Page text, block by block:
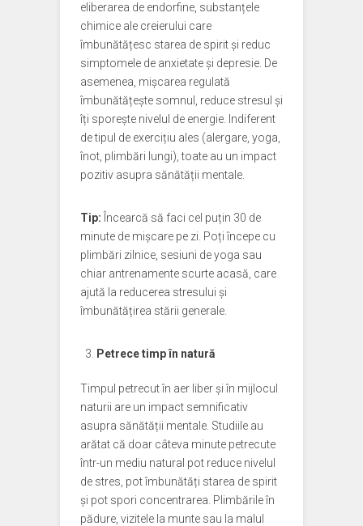
eliberarea de endorfine, substanțele
chimice ale creierului care
îmbunătățesc starea de spirit și reduc
simptomele de anxietate și depresie. De
asemenea, mișcarea regulată
îmbunătățește somnul, reduce stresul și
îți sporește nivelul de energie. Indiferent
de tipul de exercițiu ales (alergare, yoga,
înot, plimbări lungi), toate au un impact
pozitiv asupra sănătății mentale.
Tip: Încearcă să faci cel puțin 30 de
minute de mișcare pe zi. Poți începe cu
plimbări zilnice, sesiuni de yoga sau
chiar antrenamente scurte acasă, care
ajută la reducerea stresului și
îmbunătățirea stării generale.
Petrece timp în natură
Timpul petrecut în aer liber și în mijlocul
naturii are un impact semnificativ
asupra sănătății mentale. Studiile au
arătat că doar câteva minute petrecute
într-un mediu natural pot reduce nivelul
de stres, pot îmbunătăți starea de spirit
și pot spori concentrarea. Plimbările în
pădure, vizitele la munte sau la malul